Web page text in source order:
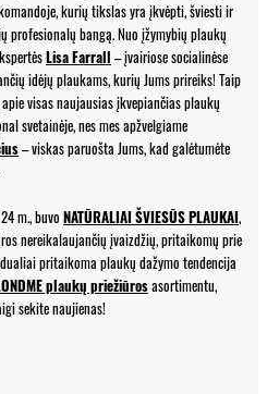
kurių tikslas yra įkvėpti, šviesti ir
bangą. Nuo įžymybių plaukų
Lisa Farrall – įvairiose socialinėse
idėjų plaukams, kurių Jums prireiks! Taip
visas naujausias įkvepiančias plaukų
svetainėje, nes mes apžvelgiame
– viskas paruošta Jums, kad galėtumėte
m., buvoNATŪRALIAI ŠVIESŪS PLAUKAI,
nereikalaujančių įvaizdžių, pritaikomų prie
pritaikoma plaukų dažymo tendencija
plaukų priežiūrosasortimentu,
sekite naujienas!